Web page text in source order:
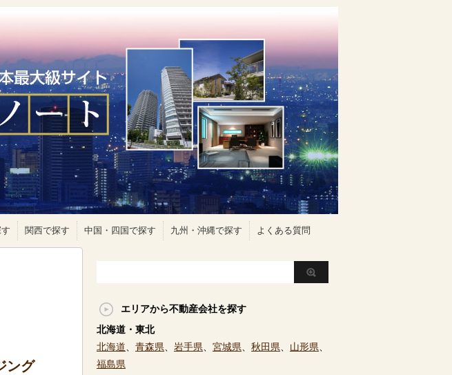
関西で探す 中国・四国で探す 九州・沖縄で探す よくある質問
ング
エリアから不動産会社を探す
北海道・東北
北海道
青森県 岩手県 宮城県 秋田県 山形県
福島県